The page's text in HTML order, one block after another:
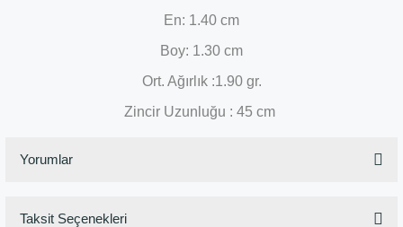
En: 1.40 cm
Boy: 1.30 cm
Ort. Ağırlık :1.90 gr.
Zincir Uzunluğu : 45 cm
Yorumlar
Taksit Seçenekleri